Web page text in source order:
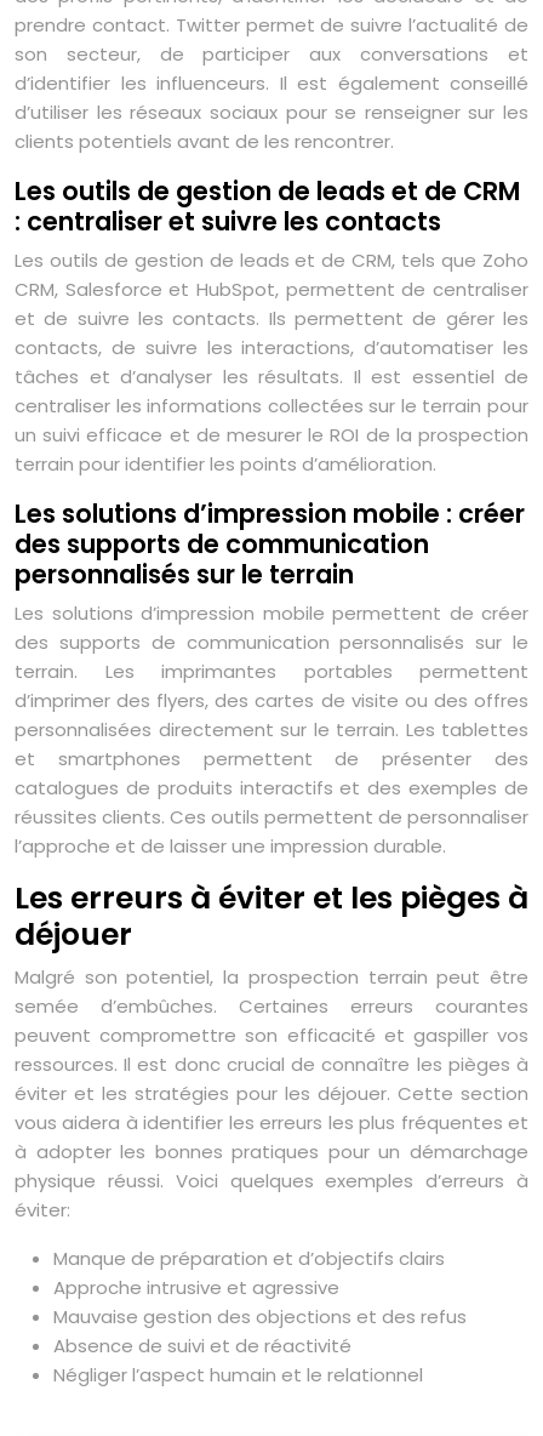
prendre contact. Twitter permet de suivre l’actualité de
son secteur, de participer aux conversations et
d’identifier les influenceurs. Il est également conseillé
d’utiliser les réseaux sociaux pour se renseigner sur les
clients potentiels avant de les rencontrer.
Les outils de gestion de leads et de CRM
: centraliser et suivre les contacts
Les outils de gestion de leads et de CRM, tels que Zoho
CRM, Salesforce et HubSpot, permettent de centraliser
et de suivre les contacts. Ils permettent de gérer les
contacts, de suivre les interactions, d’automatiser les
tâches et d’analyser les résultats. Il est essentiel de
centraliser les informations collectées sur le terrain pour
un suivi efficace et de mesurer le ROI de la prospection
terrain pour identifier les points d’amélioration.
Les solutions d’impression mobile : créer
des supports de communication
personnalisés sur le terrain
Les solutions d’impression mobile permettent de créer
des supports de communication personnalisés sur le
terrain. Les imprimantes portables permettent
d’imprimer des flyers, des cartes de visite ou des offres
personnalisées directement sur le terrain. Les tablettes
et smartphones permettent de présenter des
catalogues de produits interactifs et des exemples de
réussites clients. Ces outils permettent de personnaliser
l’approche et de laisser une impression durable.
Les erreurs à éviter et les pièges à
déjouer
Malgré son potentiel, la prospection terrain peut être
semée d’embûches. Certaines erreurs courantes
peuvent compromettre son efficacité et gaspiller vos
ressources. Il est donc crucial de connaître les pièges à
éviter et les stratégies pour les déjouer. Cette section
vous aidera à identifier les erreurs les plus fréquentes et
à adopter les bonnes pratiques pour un démarchage
physique réussi. Voici quelques exemples d’erreurs à
éviter:
Manque de préparation et d’objectifs clairs
Approche intrusive et agressive
Mauvaise gestion des objections et des refus
Absence de suivi et de réactivité
Négliger l’aspect humain et le relationnel